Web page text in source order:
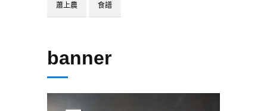
蕭上農 食譜
banner